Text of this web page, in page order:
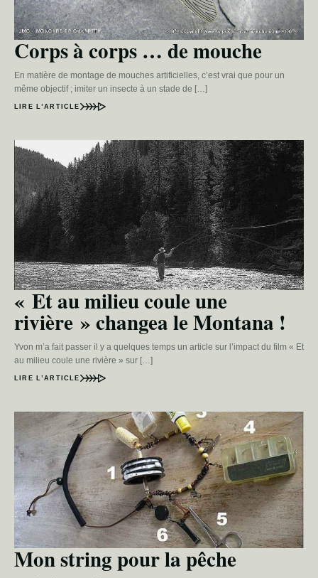
Corps à corps … de mouche
En matière de montage de mouches artificielles, c’est vrai que pour un
même objectif ; imiter un insecte à un stade de […]
LIRE L’ARTICLE
« Et au milieu coule une
rivière » changea le Montana !
Yvon m’a fait passer il y a quelques temps un article sur l’impact du film « Et
au milieu coule une rivière » sur […]
LIRE L’ARTICLE
Mon string pour la pêche